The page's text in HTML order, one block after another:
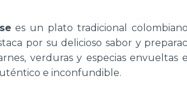
es un plato tradicional
por su delicioso sabor y
verduras y especias
e inconfundible.